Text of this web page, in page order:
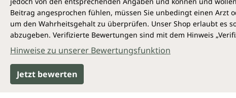
Beitrag angesprochen fühlen, müssen Sie unbedingt einen Arzt
um den Wahrheitsgehalt zu überprüfen. Unser Shop erlaubt es
abzugeben. Verifizierte Bewertungen sind mit dem Hinweis
Hinweise zu unserer Bewertungsfunktion
Jetzt bewerten